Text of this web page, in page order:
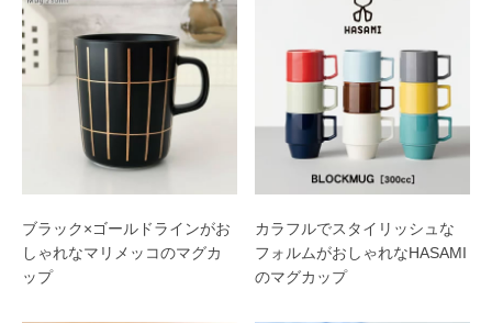
ブラック×ゴールドラインがお
しゃれなマリメッコのマグカ
ップ
カラフルでスタイリッシュな
フォルムがおしゃれなHASAMI
のマグカップ